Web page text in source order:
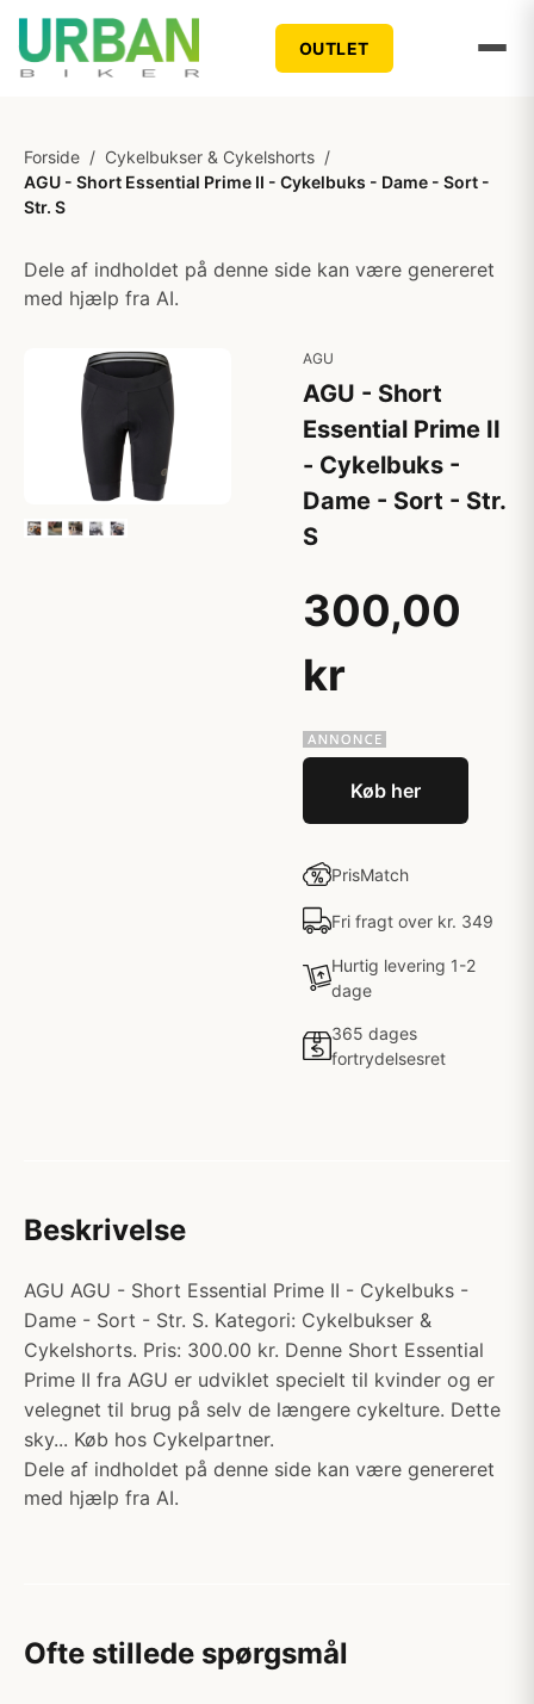
OUTLET
Forside / Cykelbukser & Cykelshorts /
AGU - Short Essential Prime II - Cykelbuks - Dame - Sort -
Str. S
Dele af indholdet på denne side kan være genereret
med hjælp fra AI.
AGU
AGU - Short
Essential Prime II
- Cykelbuks -
Dame - Sort - Str.
S
300,00
kr
Køb her
PrisMatch
Fri fragt over kr. 349
Hurtig levering 1-2
dage
365 dages
fortrydelsesret
Beskrivelse
AGU AGU - Short Essential Prime II - Cykelbuks -
Dame - Sort - Str. S. Kategori: Cykelbukser &
Cykelshorts. Pris: 300.00 kr. Denne Short Essential
Prime II fra AGU er udviklet specielt til kvinder og er
velegnet til brug på selv de længere cykelture. Dette
sky... Køb hos Cykelpartner.
Dele af indholdet på denne side kan være genereret
med hjælp fra AI.
Ofte stillede spørgsmål